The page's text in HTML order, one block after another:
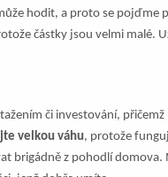
hodit, a proto se
částky jsou velmi malé.
či investování,
velkou váhu, protože
brigádně z pohodlí